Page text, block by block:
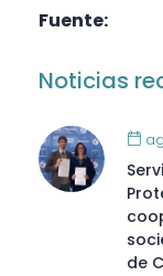
Fuente:
Noticias
de